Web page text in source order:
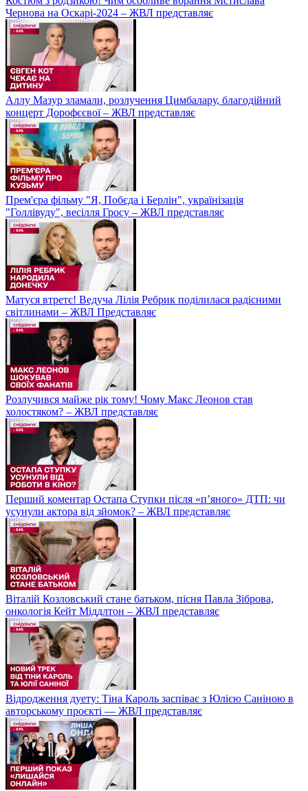
Чернова на Оскарі-2024 – ЖВЛ представляє
Аллу Мазур зламали, розлучення Цимбалару, благодійний
концерт Дорофєєвої – ЖВЛ представляє
Прем'єра фільму "Я, Побєда і Берлін", українізація
"Голлівуду", весілля Гросу – ЖВЛ представляє
Матуся втретє! Ведуча Лілія Ребрик поділилася радісними
світлинами – ЖВЛ Представляє
Розлучився майже рік тому! Чому Макс Леонов став
холостяком? – ЖВЛ представляє
Перший коментар Остапа Ступки після «п’яного» ДТП: чи
усунули актора від зйомок? – ЖВЛ представляє
Віталій Козловський стане батьком, пісня Павла Зіброва,
онкологія Кейт Міддлтон – ЖВЛ представляє
Відродження дуету: Тіна Кароль заспіває з Юлією Саніною в
авторському проєкті — ЖВЛ представляє